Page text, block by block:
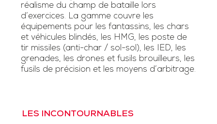
réalisme du champ de bataille lors
d’exercices. La gamme couvre les
équipements pour les fantassins, les chars
et véhicules blindés, les HMG, les poste de
tir missiles (anti-char / sol-sol), les IED, les
grenades, les drones et fusils brouilleurs, les
fusils de précision et les moyens d’arbitrage.
LES INCONTOURNABLES